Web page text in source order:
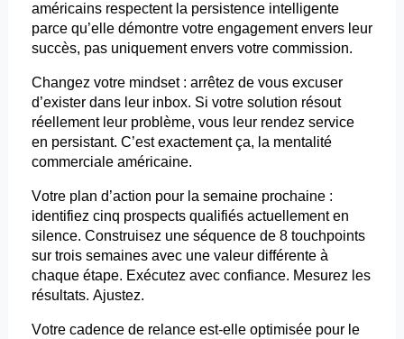
américains respectent la persistenceintelligente
parce qu’elle démontre votre engagement envers leur
succès, pas uniquement envers votre commission.
Changez votre mindset: arrêtez de vous excuser
d’exister dans leur inbox. Si votre solution résout
réellement leur problème, vous leur rendez service
en persistant. C’est exactement ça, la mentalité
commerciale américaine.
Votre plan d’action pour la semaine prochaine :
identifiez cinq prospects qualifiés actuellement en
silence. Construisez une séquence de 8 touchpoints
sur trois semaines avec une valeur différente à
chaque étape. Exécutez avec confiance. Mesurez les
résultats. Ajustez.
Votre cadence de relance est-elle optimisée pour le